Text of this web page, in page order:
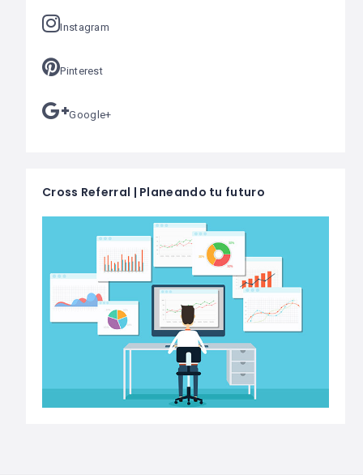
Instagram
Pinterest
Google+
Cross Referral | Planeando tu futuro